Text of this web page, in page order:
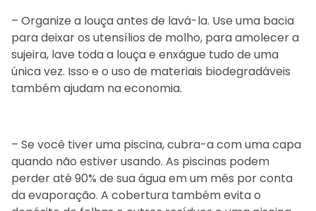
– Organize a louça antes de lavá-la. Use uma bacia
para deixar os utensílios de molho, para amolecer a
sujeira, lave toda a louça e enxágue tudo de uma
única vez. Isso e o uso de materiais biodegradáveis
também ajudam na economia.
– Se você tiver uma piscina, cubra-a com uma capa
quando não estiver usando. As piscinas podem
perder até 90% de sua água em um mês por conta
da evaporação. A cobertura também evita o